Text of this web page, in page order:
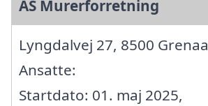
AS Murerforretning
Lyngdalvej 27, 8500 Grenaa
Ansatte:
Startdato: 01. maj 2025,